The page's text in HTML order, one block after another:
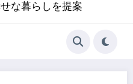
な暮らしを提案